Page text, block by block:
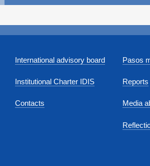
International advisory board
Institutional Charter IDIS
Contacts
Pasos
Reports
Media